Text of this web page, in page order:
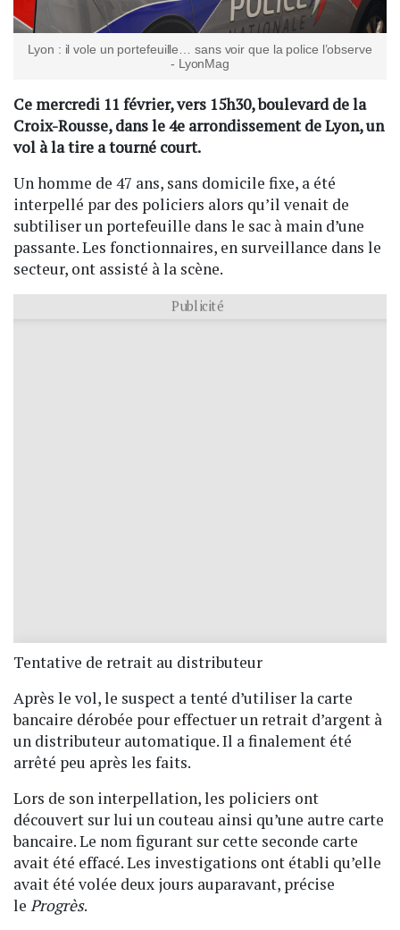
Lyon : il vole un portefeuille… sans voir que la police l’observe
- LyonMag
Ce mercredi 11 février, vers 15h30, boulevard de la
Croix-Rousse, dans le 4e arrondissement de Lyon, un
vol à la tire a tourné court.
Un homme de 47 ans, sans domicile fixe, a été
interpellé par des policiers alors qu’il venait de
subtiliser un portefeuille dans le sac à main d’une
passante. Les fonctionnaires, en surveillance dans le
secteur, ont assisté à la scène.
Publicité
Tentative de retrait au distributeur
Après le vol, le suspect a tenté d’utiliser la carte
bancaire dérobée pour effectuer un retrait d’argent à
un distributeur automatique. Il a finalement été
arrêté peu après les faits.
Lors de son interpellation, les policiers ont
découvert sur lui un couteau ainsi qu’une autre carte
bancaire. Le nom figurant sur cette seconde carte
avait été effacé. Les investigations ont établi qu’elle
avait été volée deux jours auparavant, précise
le Progrès.